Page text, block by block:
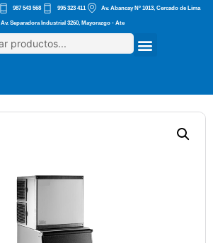
987 543 568 995 323 411 Av. Abancay Nº 1013, Cercado de Lima
Av. Separadora Industrial 3260, Mayorazgo - Ate